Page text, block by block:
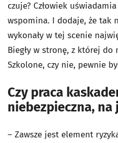
czuje? Człowiek
wspomina. I dodaje, że tak
wykonały w tej scenie
Biegły w stronę, z której do
Szkolone, czy nie, pewnie
Czy praca
niebezpieczna, na
– Zawsze jest element